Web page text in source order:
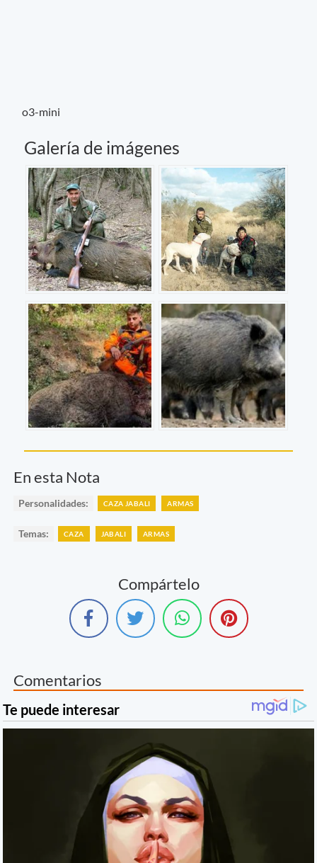
o3-mini
Galería de imágenes
En esta Nota
Personalidades: CAZA JABALI ARMAS
Temas: CAZA JABALI ARMAS
Compártelo
Comentarios